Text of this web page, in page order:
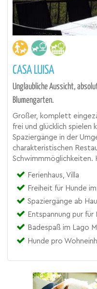
CASA LUISA
Unglaubliche Aussicht,
Blumengarten.
Großer, komplett
frei und glücklich spielen
Spaziergänge in der
charakteristischen
Schwimmmöglichkeiten.
Ferienhaus, Villa
Freiheit für Hunde
Spaziergänge ab
Entspannung pur für
Badespaß im Lago
Hunde pro